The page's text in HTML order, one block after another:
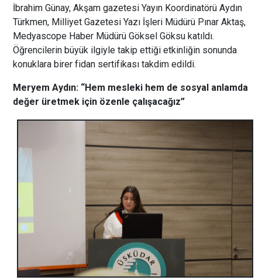
İbrahim Günay, Akşam gazetesi Yayın Koordinatörü Aydın
Türkmen, Milliyet Gazetesi Yazı İşleri Müdürü Pınar Aktaş,
Medyascope Haber Müdürü Göksel Göksu katıldı.
Öğrencilerin büyük ilgiyle takip ettiği etkinliğin sonunda
konuklara birer fidan sertifikası takdim edildi.
Meryem Aydın: “Hem mesleki hem de sosyal anlamda
değer üretmek için özenle çalışacağız”